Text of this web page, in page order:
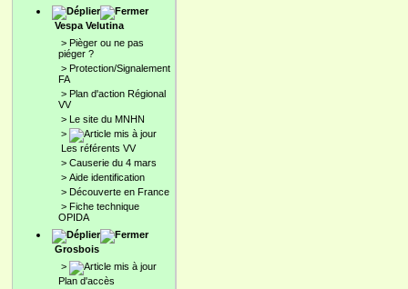
Vespa Velutina
> Pièger ou ne pas
piéger ?
> Protection/Signalement
FA
> Plan d'action Régional
VV
> Le site du MNHN
>
Les référents VV
> Causerie du 4 mars
> Aide identification
> Découverte en France
> Fiche technique
OPIDA
Grosbois
>
Plan d'accès